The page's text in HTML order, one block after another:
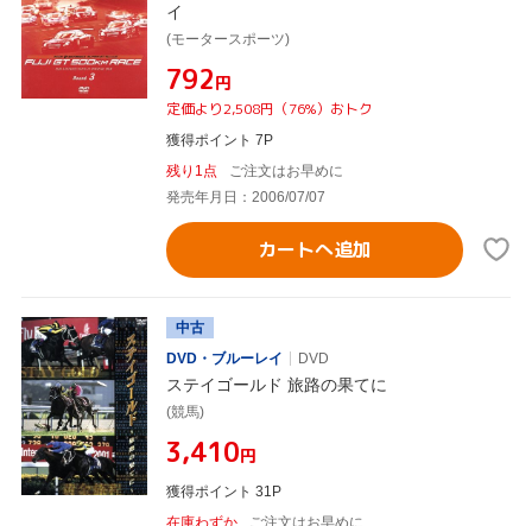
イ
(モータースポーツ)
¥792円
定価より2,508円（76%）おトク
獲得ポイント 7P
残り1点
ご注文はお早めに
発売年月日：2006/07/07
カートへ追加
中古
DVD・ブルーレイ
DVD
ステイゴールド 旅路の果てに
(競馬)
¥3,410円
獲得ポイント 31P
在庫わずか
ご注文はお早めに